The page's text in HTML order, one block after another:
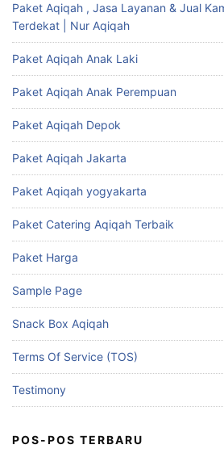
Paket Aqiqah , Jasa Layanan & Jual
Terdekat | Nur Aqiqah
Paket Aqiqah Anak Laki
Paket Aqiqah Anak Perempuan
Paket Aqiqah Depok
Paket Aqiqah Jakarta
Paket Aqiqah yogyakarta
Paket Catering Aqiqah Terbaik
Paket Harga
Sample Page
Snack Box Aqiqah
Terms Of Service (TOS)
Testimony
POS-POS TERBARU